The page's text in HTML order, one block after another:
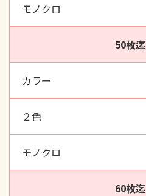
50枚迄
60枚迄